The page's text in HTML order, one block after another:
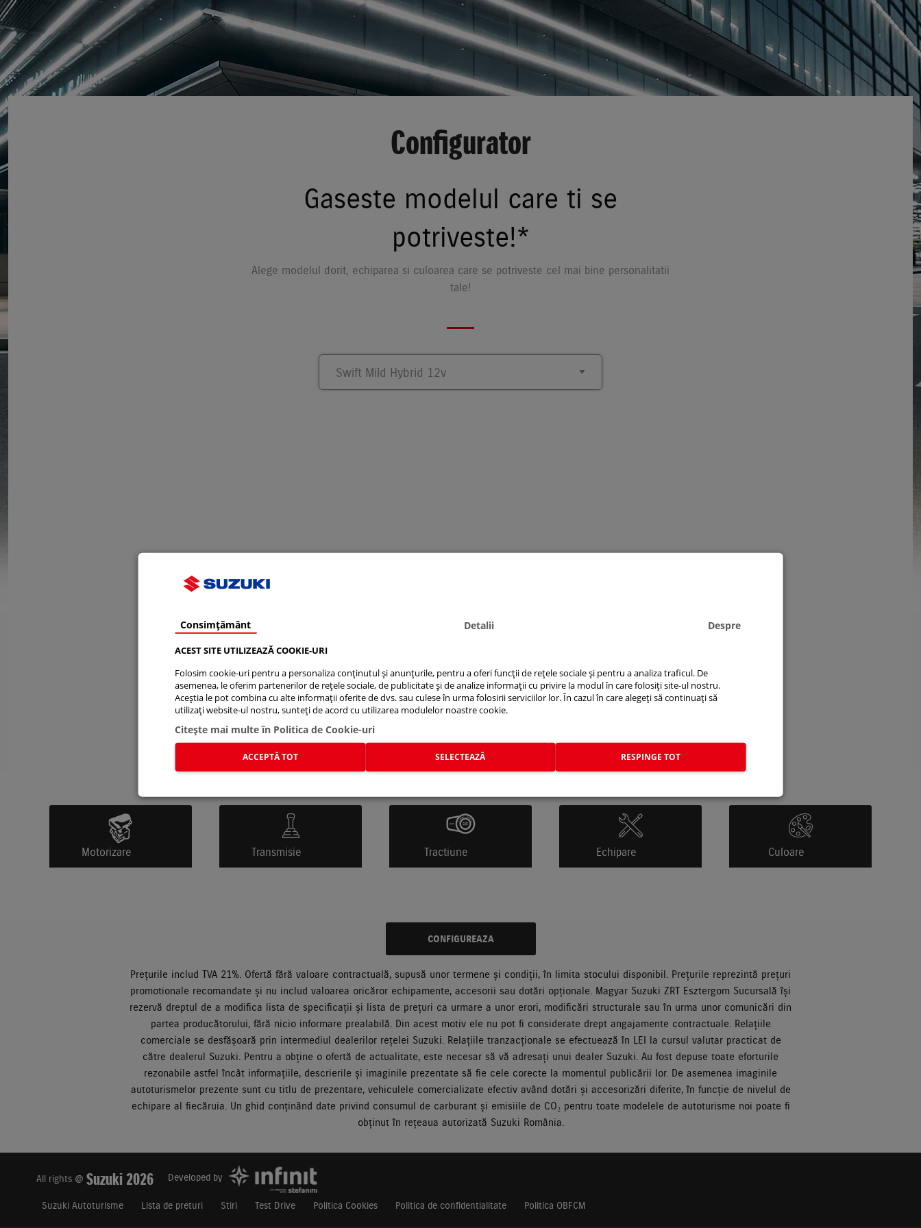
Consimțământ Detalii Despre
ACEST SITE UTILIZEAZĂ COOKIE-URI
Folosim cookie-uri pentru a personaliza conținutul și anunțurile, pentru a oferi funcții de rețele sociale și pentru a analiza traficul. De
asemenea, le oferim partenerilor de rețele sociale, de publicitate și de analize informații cu privire la modul în care folosiți site-ul nostru.
Aceștia le pot combina cu alte informații oferite de dvs. sau culese în urma folosirii serviciilor lor. În cazul în care alegeți să continuați să
utilizați website-ul nostru, sunteți de acord cu utilizarea modulelor noastre cookie.
Citeşte mai multe în Politica de Cookie-uri
ACCEPTĂ TOT SELECTEAZĂ RESPINGE TOT
Configurator
Gaseste modelul care ti se
potriveste!*
Alege modelul dorit, echiparea si culoarea care se potriveste cel mai bine personalitatii
tale!
CONFIGUREAZA
Prețurile includ TVA 21%. Ofertă fără valoare contractuală, supusă unor termene și condiții, în limita stocului disponibil. Prețurile reprezintă prețuri
promotionale recomandate și nu includ valoarea oricăror echipamente, accesorii sau dotări opționale. Magyar Suzuki ZRT Esztergom Sucursală își
rezervă dreptul de a modifica lista de specificații și lista de prețuri ca urmare a unor erori, modificări structurale sau în urma unor comunicări din
partea producătorului, fără nicio informare prealabilă. Din acest motiv ele nu pot fi considerate drept angajamente contractuale. Relațiile
comerciale se desfășoară prin intermediul dealerilor rețelei Suzuki. Relațiile tranzacționale se efectuează în LEI la cursul valutar practicat de
către dealerul Suzuki. Pentru a obține o ofertă de actualitate, este necesar să vă adresați unui dealer Suzuki. Au fost depuse toate eforturile
rezonabile astfel încât informațiile, descrierile și imaginile prezentate să fie cele corecte la momentul publicării lor. De asemenea imaginile
autoturismelor prezente sunt cu titlu de prezentare, vehiculele comercializate efectiv având dotări și accesorizări diferite, în funcție de nivelul de
echipare al fiecăruia. Un ghid conținând date privind consumul de carburant și emisiile de CO₂ pentru toate modelele de autoturisme noi poate fi
obținut în rețeaua autorizată Suzuki România.
All rights @ Suzuki 2026 Developed by
Suzuki Autoturisme Lista de preturi Stiri Test Drive Politica Cookies Politica de confidentialitate Politica OBFCM